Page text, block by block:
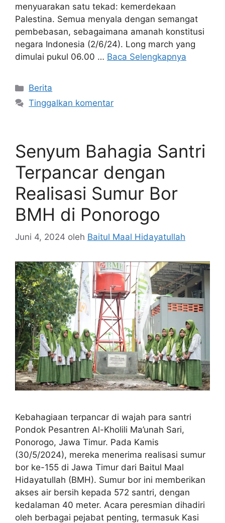
menyuarakan satu tekad: kemerdekaan
Palestina. Semua menyala dengan semangat
pembebasan, sebagaimana amanah konstitusi
negara Indonesia (2/6/24). Long march yang
dimulai pukul 06.00 … Baca Selengkapnya
Kategori
Berita
Tinggalkan komentar
Senyum Bahagia Santri
Terpancar dengan
Realisasi Sumur Bor
BMH di Ponorogo
Juni 4, 2024 oleh Baitul Maal Hidayatullah
Kebahagiaan terpancar di wajah para santri
Pondok Pesantren Al-Kholili Ma’unah Sari,
Ponorogo, Jawa Timur. Pada Kamis
(30/5/2024), mereka menerima realisasi sumur
bor ke-155 di Jawa Timur dari Baitul Maal
Hidayatullah (BMH). Sumur bor ini memberikan
akses air bersih kepada 572 santri, dengan
kedalaman 40 meter. Acara peresmian dihadiri
oleh berbagai pejabat penting, termasuk Kasi